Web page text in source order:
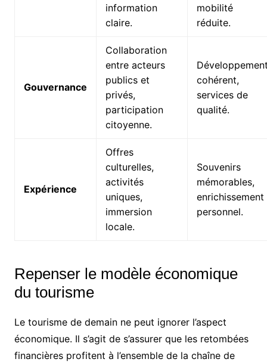
information
claire.
mobilité
réduite.
Gouvernance
Collaboration
entre acteurs
publics et
privés,
participation
citoyenne.
cohérent,
services de
qualité.
Expérience
Offres
culturelles,
activités
uniques,
immersion
locale.
Souvenirs
mémorables,
enrichissement
personnel.
Repenser le modèle économique
du tourisme
Le tourisme de demain ne peut ignorer l’aspect
économique. Il s’agit de s’assurer que les retombées
financières profitent à l’ensemble de la chaîne de